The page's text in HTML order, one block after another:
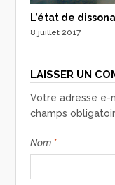
L’état de
8 juillet 2017
LAISSER UN
Votre adresse e-
champs
Nom *